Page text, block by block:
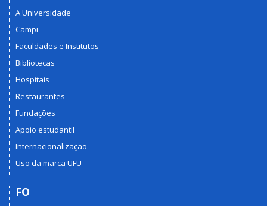
A Universidade
Campi
Faculdades e Institutos
Bibliotecas
Hospitais
Restaurantes
Fundações
Apoio estudantil
Internacionalização
Uso da marca UFU
FO